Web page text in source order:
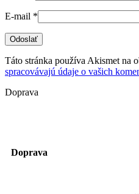
E-mail *
Táto stránka používa Akismet na
spracovávajú údaje o vašich
Doprava
Doprava